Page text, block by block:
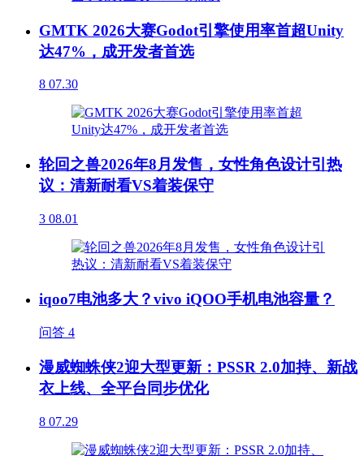
GMTK 2026大赛Godot引擎使用率首超Unity
达47%，成开发者首选
8 07.30
轮回之兽2026年8月发售，女性角色设计引热
议：清新耐看VS着装保守
3 08.01
iqoo7电池多大？vivo iQOO手机电池容量？
问答 4
漫威蜘蛛侠2迎大型更新：PSSR 2.0加持、新战
衣上线、全平台同步优化
8 07.29